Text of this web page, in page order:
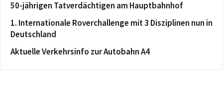
50-jährigen Tatverdächtigen am Hauptbahnhof
1. Internationale Roverchallenge mit 3 Disziplinen nun in
Deutschland
Aktuelle Verkehrsinfo zur Autobahn A4